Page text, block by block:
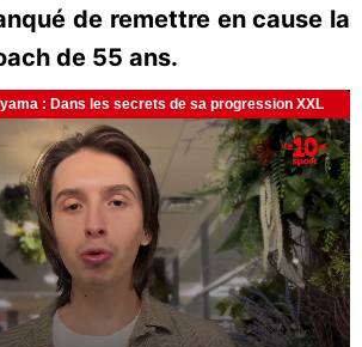
de remettre en cause la
de 55 ans.